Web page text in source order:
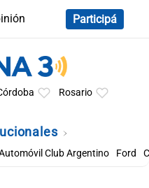
Participá
Rosario
Club Argentino Ford